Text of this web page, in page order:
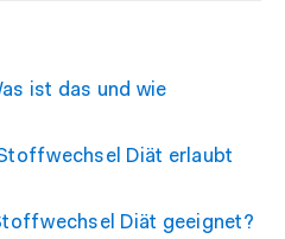
ist das und wie
Diät erlaubt
Diät geeignet?